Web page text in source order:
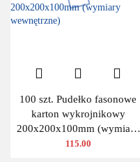
100 szt. Pudełko fasonowe
karton wykrojnikowy
200x200x100mm (wymiary
wewnętrzne)
115.00